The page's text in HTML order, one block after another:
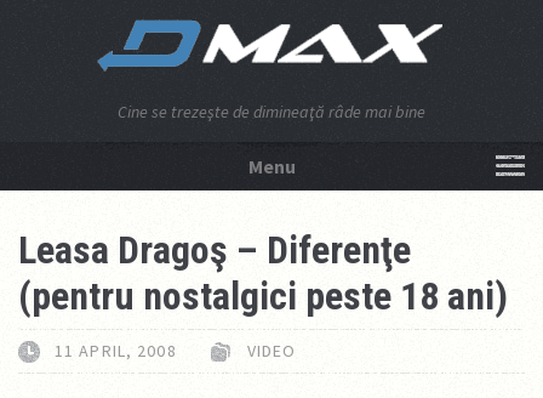
Cine se trezeşte de dimineaţă râde mai bine
Menu
Leasa Dragoş – Diferenţe
(pentru nostalgici peste 18 ani)
11 APRIL, 2008 VIDEO